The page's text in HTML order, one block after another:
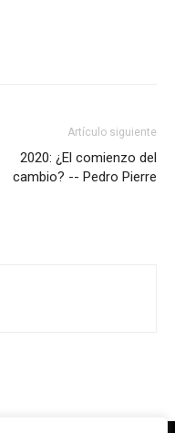
Artículo siguiente
2020: ¿El comienzo del
cambio? -- Pedro Pierre